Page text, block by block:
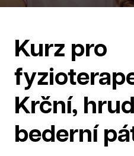
Kurz pro
Krční,
bederní